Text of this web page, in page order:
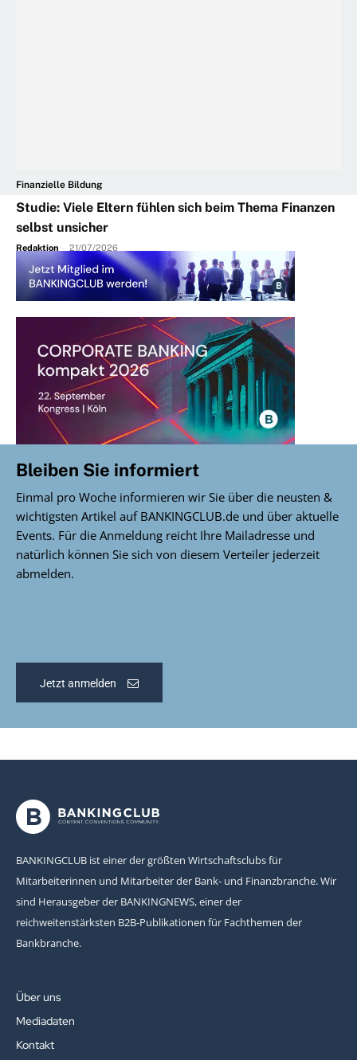
Finanzielle Bildung
Studie: Viele Eltern fühlen sich beim Thema Finanzen
selbst unsicher
Redaktion - 21/07/2026
Bleiben Sie informiert
Einmal pro Woche informieren wir Sie über die neusten &
wichtigsten Artikel auf BANKINGCLUB.de und über aktuelle
Events. Für die Anmeldung reicht Ihre Mailadresse und
natürlich können Sie sich von diesem Verteiler jederzeit
abmelden.
Jetzt anmelden
BANKINGCLUB ist einer der größten Wirtschaftsclubs für
Mitarbeiterinnen und Mitarbeiter der Bank- und Finanzbranche. Wir
sind Herausgeber der BANKINGNEWS, einer der
reichweitenstärksten B2B-Publikationen für Fachthemen der
Bankbranche.
Über uns
Mediadaten
Kontakt